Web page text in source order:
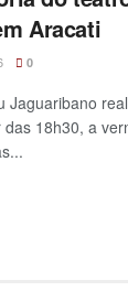
Aracati
0
Jaguaribano
18h30, a